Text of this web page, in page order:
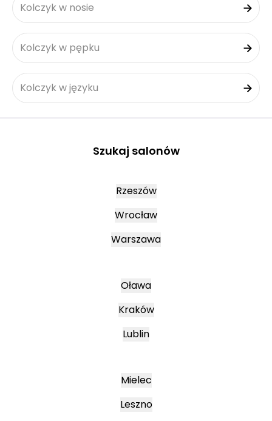
Kolczyk w nosie
Kolczyk w pępku
Kolczyk w języku
Szukaj salonów
Rzeszów
Wrocław
Warszawa
Oława
Kraków
Lublin
Mielec
Leszno